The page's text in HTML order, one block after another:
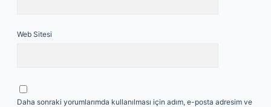
Web Sitesi
Daha sonraki yorumlarımda kullanılması için adım, e-posta adresim ve